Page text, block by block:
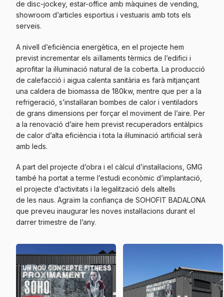
de disc-jockey, estar-office amb màquines de vending,
showroom d’articles esportius i vestuaris amb tots els
serveis.
A nivell d’eficiència energètica, en el projecte hem
previst incrementar els aïllaments tèrmics de l’edifici i
aprofitar la il·luminació natural de la coberta. La producció
de calefacció i aigua calenta sanitària es farà mitjançant
una caldera de biomassa de 180kw, mentre que per a la
refrigeració, s’instal·laran bombes de calor i ventiladors
de grans dimensions per forçar el moviment de l’aire. Per
a la renovació d’aire hem previst recuperadors entàlpics
de calor d’alta eficiència i tota la il·luminació artificial serà
amb leds.
A part del projecte d’obra i el càlcul d’instal·lacions, GMG
també ha portat a terme l’estudi econòmic d’implantació,
el projecte d’activitats i la legalització dels altells
de les naus. Agraïm la confiança de SOHOFIT BADALONA
que preveu inaugurar les noves instal·lacions durant el
darrer trimestre de l’any.